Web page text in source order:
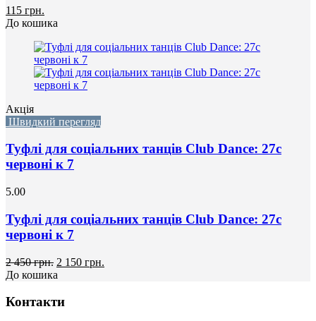
115 грн.
До кошика
Акція
Швидкий перегляд
Туфлі для соціальних танців Club Dance: 27с
червоні к 7
5.00
Туфлі для соціальних танців Club Dance: 27с
червоні к 7
2 450 грн. 2 150 грн.
До кошика
Контакти